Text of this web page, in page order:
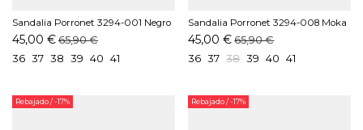
Sandalia Porronet 3294-001 Negro
45,00 €65,90 €
36 37 38 39 40 41
Sandalia Porronet 3294-008 Moka
45,00 € 65,90 €
36 37 38 39 40 41
Rebajado/ -17% Rebajado/ -17%